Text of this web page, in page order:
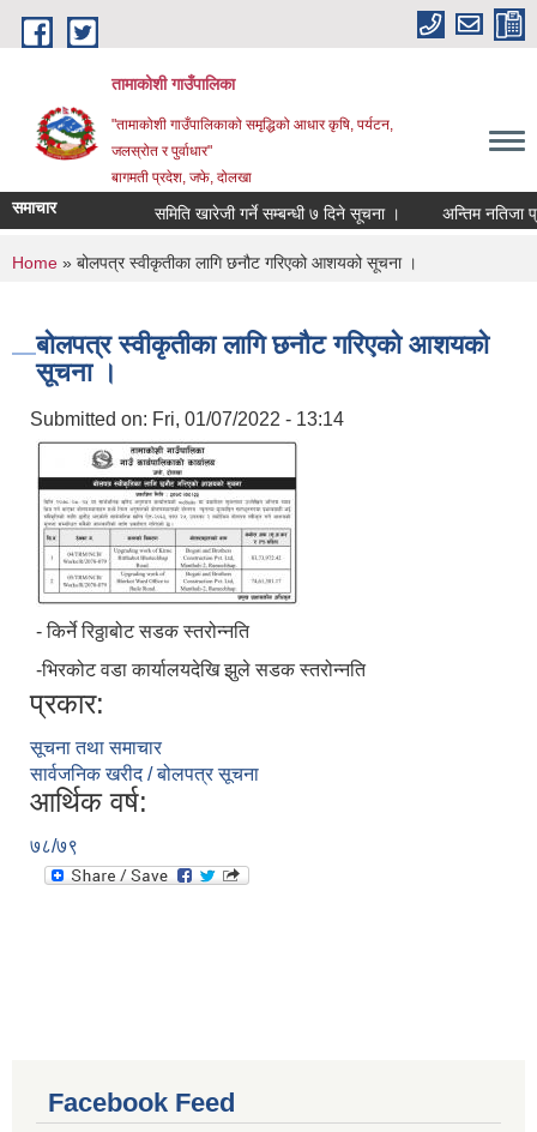
Skip to main content
तामाकोशी गाउँपालिका
"तामाकोशी गाउँपालिकाको समृद्धिको आधार कृषि, पर्यटन,
जलस्रोत र पुर्वाधार"
बागमती प्रदेश, जफे, दोलखा
समाचार समिति खारेजी गर्ने सम्बन्धी ७ दिने सूचना । अन्तिम नतिजा
You are here
Home » बोलपत्र स्वीकृतीका लागि छनौट गरिएको आशयको सूचना ।
बोलपत्र स्वीकृतीका लागि छनौट गरिएको आशयको
सूचना ।
Submitted on: Fri, 01/07/2022 - 13:14
- किर्ने रिठ्ठाबोट सडक स्तरोन्नति
-भिरकोट वडा कार्यालयदेखि झुले सडक स्तरोन्नति
प्रकार:
सूचना तथा समाचार
सार्वजनिक खरीद / बोलपत्र सूचना
आर्थिक वर्ष:
७८/७९
Facebook Feed